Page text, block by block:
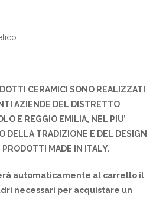
CERAMICI SONO REALIZZATI
AZIENDE DEL DISTRETTO
E REGGIO EMILIA, NEL PIU’
DELLA TRADIZIONE E DEL DESIGN
MADE IN ITALY.
automaticamente al carrello il
necessari per acquistare un